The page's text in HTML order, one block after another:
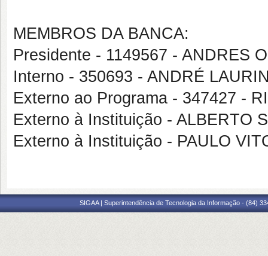
MEMBROS DA BANCA:
Presidente - 1149567 - ANDRES
Interno - 350693 - ANDRÉ
Externo ao Programa - 347427 -
Externo à Instituição - ALBERTO
Externo à Instituição - PAULO
SIGAA | Superintendência de Tecnologia da Informação - (84)